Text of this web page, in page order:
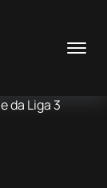
da Liga 3